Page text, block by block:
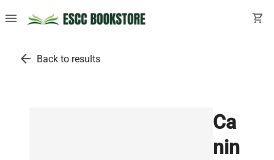
menu shopping_cart
arrow_back Back to results
Ca
nin